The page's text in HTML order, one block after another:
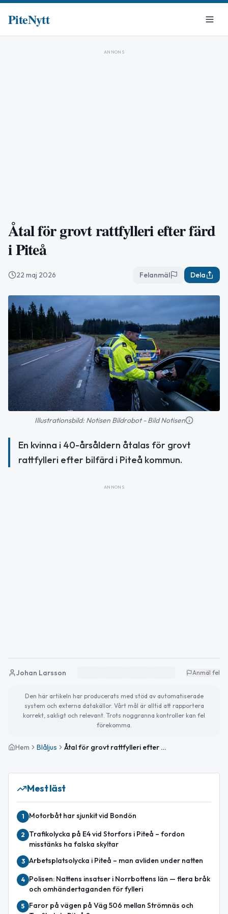
PiteNytt
ANNONS
Åtal för grovt rattfylleri efter färd
i Piteå
22 maj 2026 Felanmäl Dela
Illustrationsbild: Notisen Bildrobot - Bild Notisen
En kvinna i 40-årsåldern åtalas för grovt
rattfylleri efter bilfärd i Piteå kommun.
ANNONS
Johan Larsson Anmäl fel
Den här artikeln har producerats med stöd av automatiserade
system och externa datakällor. Vårt mål är alltid att rapportera
korrekt, sakligt och relevant. Trots noggranna kontroller kan fel
förekomma.
Hem Blåljus Åtal för grovt rattfylleri efter färd i Piteå
Mest läst
1 Motorbåt har sjunkit vid Bondön
2
Trafikolycka på E4 vid Storfors i Piteå – fordon
misstänks ha falska skyltar
3 Arbetsplatsolycka i Piteå – man avliden under natten
4
Polisen: Nattens insatser i Norrbottens län — flera bråk
och omhändertaganden för fylleri
5
Faror på vägen på Väg 506 mellan Strömnäs och